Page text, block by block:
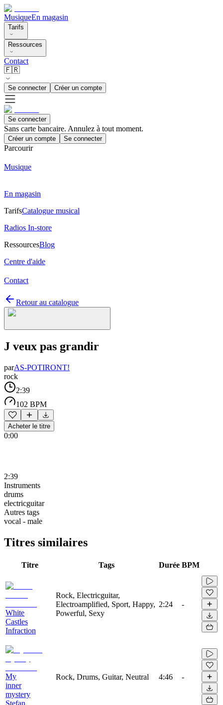
MusiqueEn magasin
Tarifs
Ressources
Contact
🇫🇷
Se connecter Créer un compte
Se connecter
Sans carte bancaire. Annulez à tout moment.
Créer un compte Se connecter
Parcourir
Musique
En magasin
TarifsCatalogue musical
Radios In-store
RessourcesBlog
Centre d'aide
Contact
Retour au catalogue
J veux pas grandir
parAS-POTIRONT!
rock
2:39
102 BPM
Acheter le titre
0:00
2:39
Instruments
drums
electricguitar
Autres tags
vocal - male
Titres similaires
Titre Tags Durée BPM
White
Castles
Infraction
Rock, Electricguitar,
Electroamplified, Sport, Happy,
Powerful, Sexy
2:24 -
My
inner
mystery
Stefan
Rock, Drums, Guitar, Neutral 4:46 -